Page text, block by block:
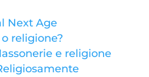
Next Age
religione?
e religione